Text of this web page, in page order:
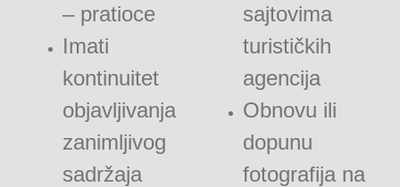
– pratioce
Imati
kontinuitet
objavljivanja
zanimljivog
sadržaja
sajtovima
turističkih
agencija
Obnovu ili
dopunu
fotografija na